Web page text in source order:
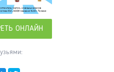
ОНЛАЙН